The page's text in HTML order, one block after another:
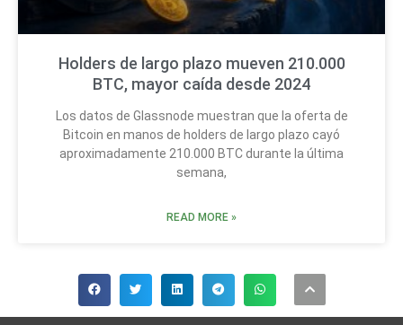
Holders de largo plazo mueven 210.000
BTC, mayor caída desde 2024
Los datos de Glassnode muestran que la oferta de
Bitcoin en manos de holders de largo plazo cayó
aproximadamente 210.000 BTC durante la última
semana,
READ MORE »